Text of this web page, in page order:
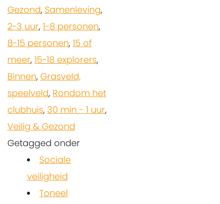
Gezond, Samenleving,
2-3 uur, 1-8 personen,
8-15 personen, 15 of
meer, 15-18 explorers,
Binnen, Grasveld,
speelveld, Rondom het
clubhuis, 30 min - 1 uur,
Veilig & Gezond
Getagged onder
Sociale
veiligheid
Toneel